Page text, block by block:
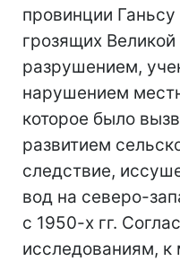
провинции
грозящих Великой
разрушением,
нарушением
которое было
развитием
следствие,
вод на северо-
с 1950-х гг.
исследованиям, к